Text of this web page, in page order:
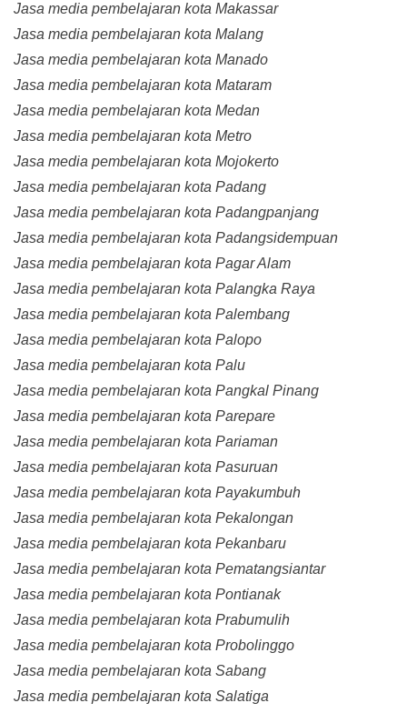
Jasa media pembelajaran kota Makassar
Jasa media pembelajaran kota Malang
Jasa media pembelajaran kota Manado
Jasa media pembelajaran kota Mataram
Jasa media pembelajaran kota Medan
Jasa media pembelajaran kota Metro
Jasa media pembelajaran kota Mojokerto
Jasa media pembelajaran kota Padang
Jasa media pembelajaran kota Padangpanjang
Jasa media pembelajaran kota Padangsidempuan
Jasa media pembelajaran kota Pagar Alam
Jasa media pembelajaran kota Palangka Raya
Jasa media pembelajaran kota Palembang
Jasa media pembelajaran kota Palopo
Jasa media pembelajaran kota Palu
Jasa media pembelajaran kota Pangkal Pinang
Jasa media pembelajaran kota Parepare
Jasa media pembelajaran kota Pariaman
Jasa media pembelajaran kota Pasuruan
Jasa media pembelajaran kota Payakumbuh
Jasa media pembelajaran kota Pekalongan
Jasa media pembelajaran kota Pekanbaru
Jasa media pembelajaran kota Pematangsiantar
Jasa media pembelajaran kota Pontianak
Jasa media pembelajaran kota Prabumulih
Jasa media pembelajaran kota Probolinggo
Jasa media pembelajaran kota Sabang
Jasa media pembelajaran kota Salatiga